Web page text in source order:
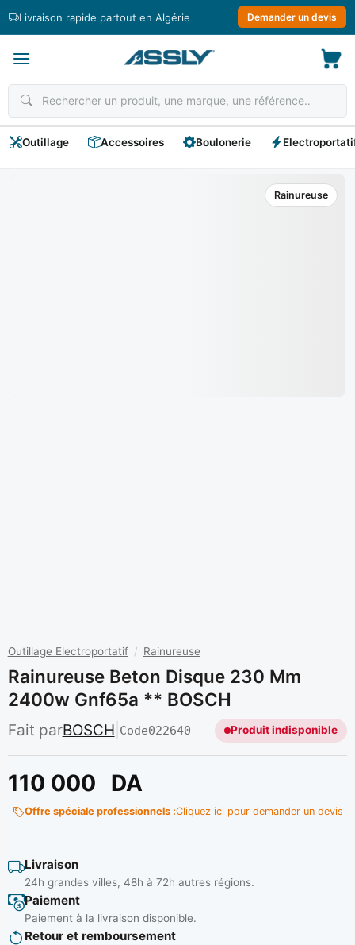
Livraison rapide partout en Algérie Demander un devis
Outillage Accessoires Boulonerie
Rainureuse
Outillage Electroportatif / Rainureuse
Rainureuse Beton Disque 230 Mm
2400w Gnf65a ** BOSCH
Fait parBOSCH Code022640 Produit indisponible
110 000 DA
Offre spéciale professionnels :Cliquez ici pour demander un devis
Livraison
24h grandes villes, 48h à 72h autres régions.
Paiement
Paiement à la livraison disponible.
Retour et remboursement